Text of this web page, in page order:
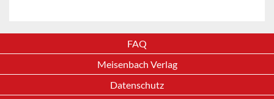
FAQ
Meisenbach Verlag
Datenschutz